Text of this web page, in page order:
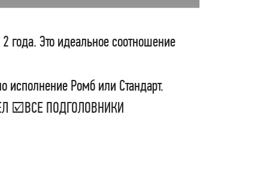
года. Это идеальное соотношение
Ромб или Стандарт.
☑ВСЕ ПОДГОЛОВНИКИ